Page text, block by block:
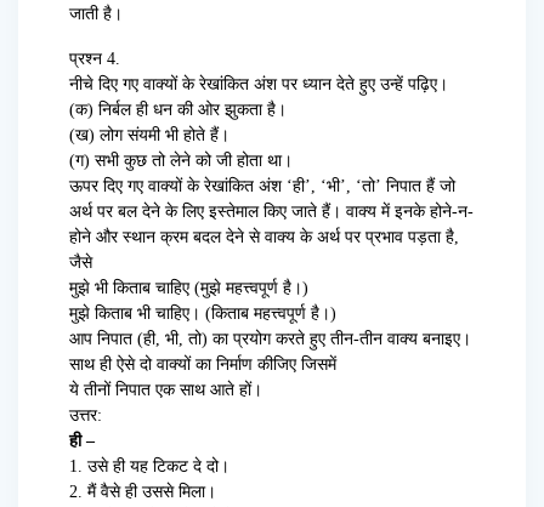
जाती है।
प्रश्न 4.
नीचे दिए गए वाक्यों के रेखांकित अंश पर ध्यान देते हुए उन्हें पढ़िए।
(क) निर्बल ही धन की ओर झुकता है।
(ख) लोग संयमी भी होते हैं।
(ग) सभी कुछ तो लेने को जी होता था।
ऊपर दिए गए वाक्यों के रेखांकित अंश ‘ही’, ‘भी’, ‘तो’ निपात हैं जो
अर्थ पर बल देने के लिए इस्तेमाल किए जाते हैं। वाक्य में इनके होने-न-
होने और स्थान क्रम बदल देने से वाक्य के अर्थ पर प्रभाव पड़ता है,
जैसे
मुझे भी किताब चाहिए (मुझे महत्त्वपूर्ण है।)
मुझे किताब भी चाहिए। (किताब महत्त्वपूर्ण है।)
आप निपात (ही, भी, तो) का प्रयोग करते हुए तीन-तीन वाक्य बनाइए।
साथ ही ऐसे दो वाक्यों का निर्माण कीजिए जिसमें
ये तीनों निपात एक साथ आते हों।
उत्तर:
ही –
1. उसे ही यह टिकट दे दो।
2. मैं वैसे ही उससे मिला।